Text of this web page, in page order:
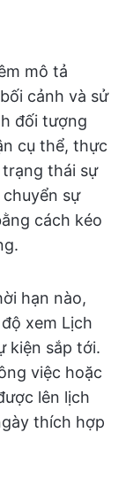
mô tả
cảnh và sử
đối tượng
cụ thể, thực
thái sự
sự
cách kéo
hạn nào,
xem Lịch
kiện sắp tới.
việc hoặc
lên lịch
thích hợp